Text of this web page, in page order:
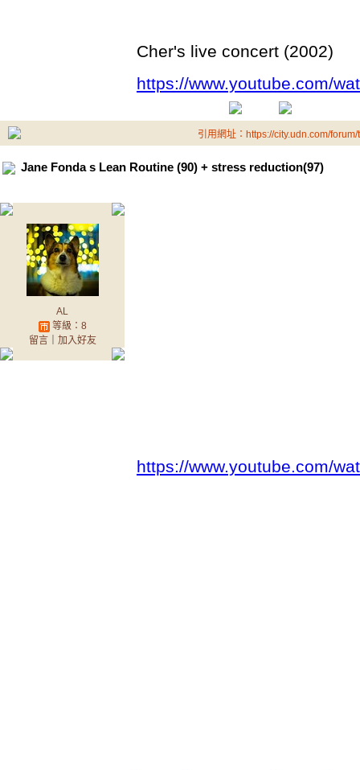
Cher's live concert (2002)
https://www.youtube.com/
引用網址：https://city.udn.com/
Jane Fonda s Lean Routine (90) + stress reduction(97)
AL
等級：8
留言｜ 加入好友
https://www.youtube.com/